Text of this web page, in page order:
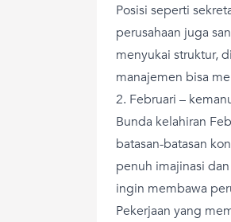
Posisi seperti
perusahaan juga
menyukai struktur,
manajemen bisa
2. Februari –
Bunda kelahiran
batasan-batasan
penuh imajinasi
ingin membawa
Pekerjaan yang